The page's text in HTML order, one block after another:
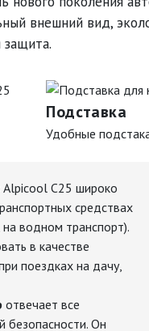
внешний вид,
Подставка
Удобные
Alpicool C25 широко
средствах
на водном транспорт).
в качестве
поездках на дачу,
отвечает все
безопасности. Он